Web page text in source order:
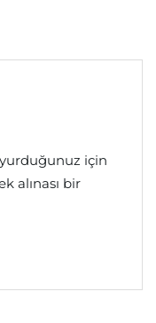
için
alınası bir